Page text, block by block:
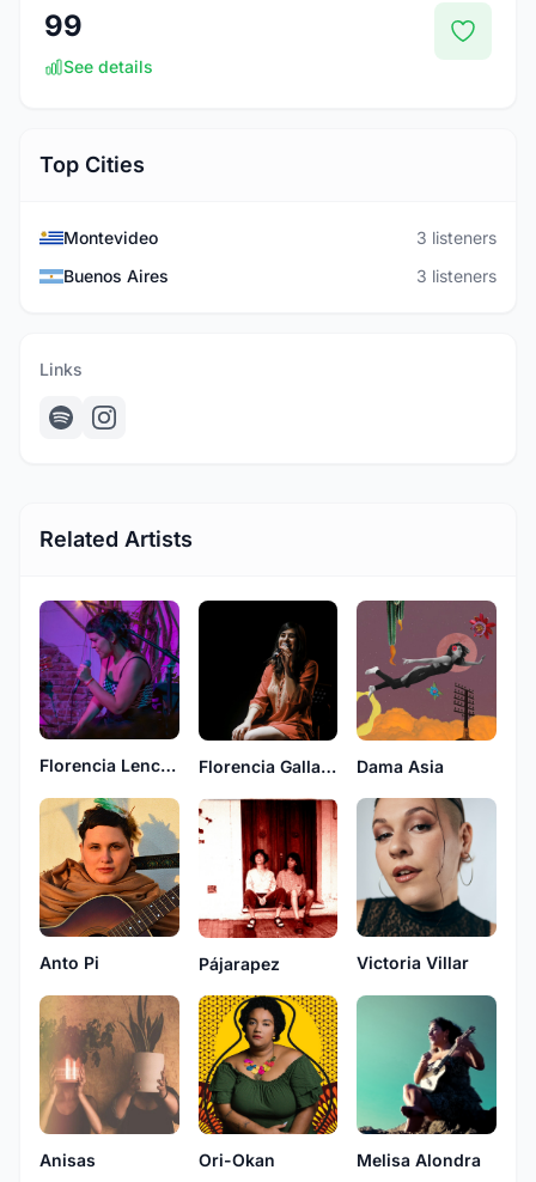
99
See details
Top Cities
Montevideo
3 listeners
Buenos Aires
3 listeners
Links
Related Artists
Florencia Lencina Florencia Gallardo Dama Asia
Anto Pi Pájarapez Victoria Villar
Anisas Ori-Okan Melisa Alondra